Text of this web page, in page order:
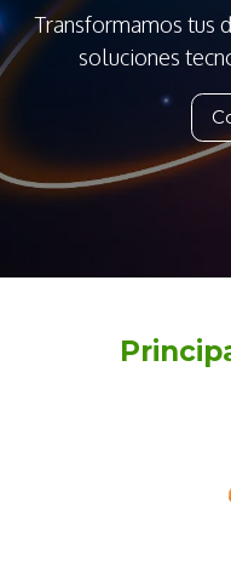
Transformamos tus
soluciones